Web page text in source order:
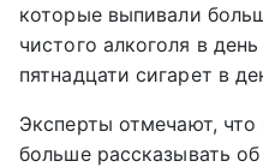
которые выпивали
чистого алкоголя в
пятнадцати сигарет в
Эксперты отмечают,
больше рассказывать